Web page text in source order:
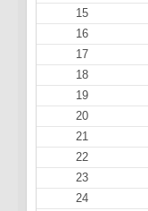
15
16
17
18
19
20
21
22
23
24